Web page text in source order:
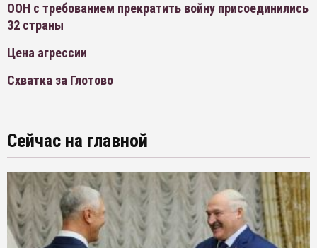
ООН с требованием прекратить войну присоединились
32 страны
Цена агрессии
Схватка за Глотово
Сейчас на главной